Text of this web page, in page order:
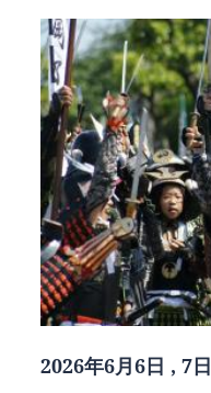
2026年6月6日 , 7日